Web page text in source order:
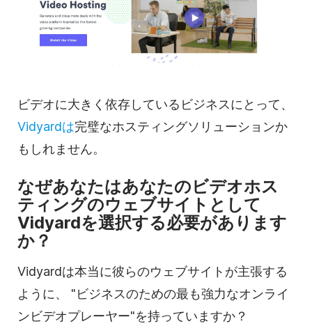
ビデオに大きく依存しているビジネスにとって、
Vidyardは完璧なホスティングソリューションか
も しれません。
なぜあなたはあなたのビデオホス
ティングのウェブサイトとして
Vidyardを選択する必要があります
か？
Vidyardは本当に彼らのウェブサイトが主張する
ように、 "ビジネスのための最も強力なオンライ
ンビデオプレーヤー"を持っていますか？